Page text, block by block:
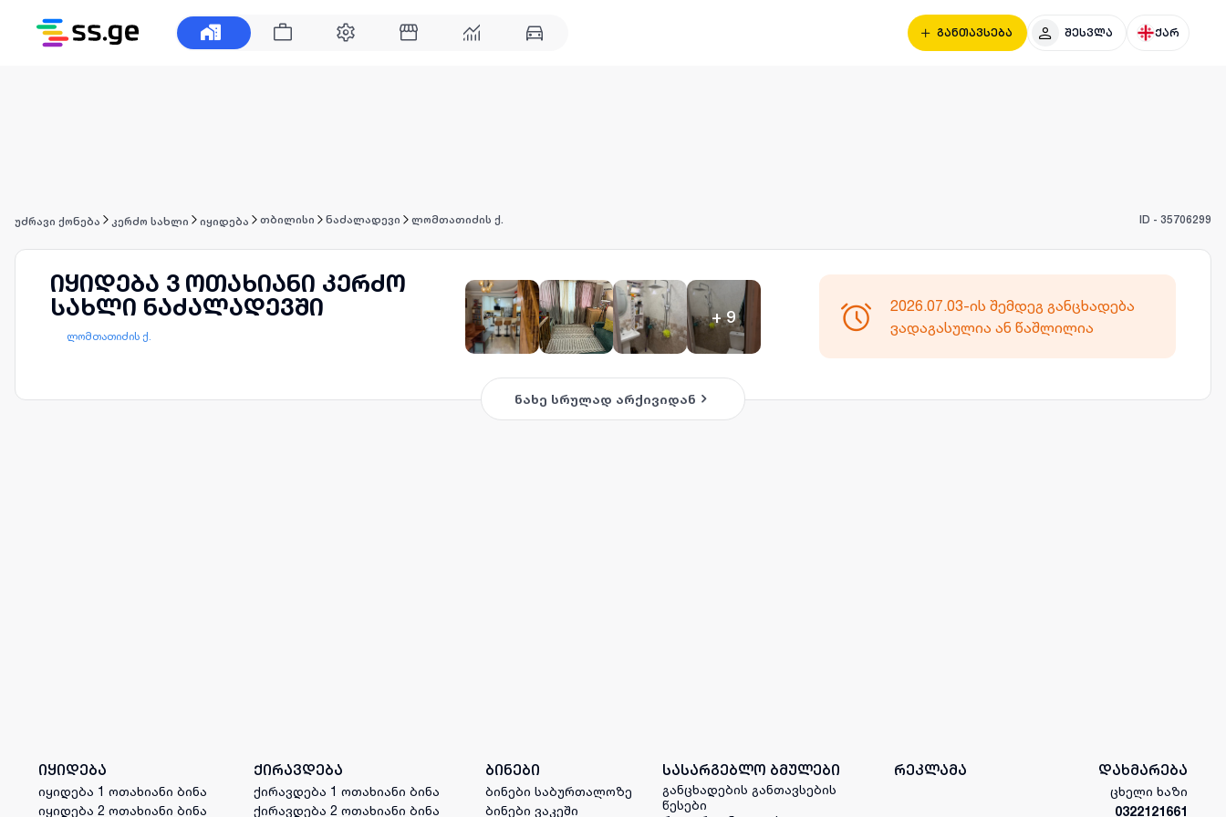
განთავსება შესვლა ქარ
უძრავი ქონება კერძო სახლი იყიდება თბილისი ნაძალადევი ლომთათიძის ქ. ID - 35706299
იყიდება 3 ოთახიანი კერძო
სახლი ნაძალადევში
ლომთათიძის ქ.
+9
2026.07.03-ის შემდეგ განცხადება
ვადაგასულია ან წაშლილია
ნახე სრულად არქივიდან
იყიდება
იყიდება 1 ოთახიანი ბინა
იყიდება 2 ოთახიანი ბინა
ქირავდება
ქირავდება 1 ოთახიანი ბინა
ქირავდება 2 ოთახიანი ბინა
ბინები
ბინები საბურთალოზე
ბინები ვაკეში
სასარგებლო ბმულები
განცხადების განთავსების
წესები
რეკლამა დახმარება
ცხელი ხაზი
0322121661